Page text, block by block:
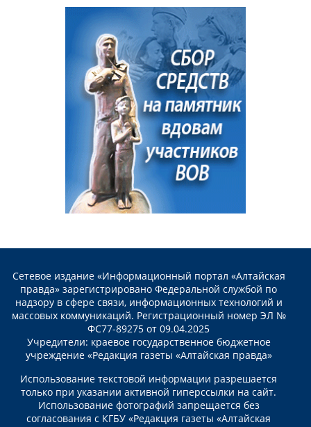
Сетевое издание «Информационный портал «Алтайская
правда» зарегистрировано Федеральной службой по
надзору в сфере связи, информационных технологий и
массовых коммуникаций. Регистрационный номер ЭЛ №
ФС77-89275 от 09.04.2025
Учредители: краевое государственное бюджетное
учреждение «Редакция газеты «Алтайская правда»
Использование текстовой информации разрешается
только при указании активной гиперссылки на сайт.
Использование фотографий запрещается без
согласования с КГБУ «Редакция газеты «Алтайская